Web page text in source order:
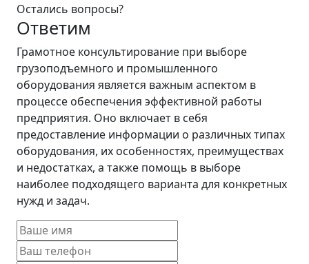
Остались вопросы?
Ответим
Грамотное консультирование при выборе
грузоподъемного и промышленного
оборудования является важным аспектом в
процессе обеспечения эффективной работы
предприятия. Оно включает в себя
предоставление информации о различных типах
оборудования, их особенностях, преимуществах
и недостатках, а также помощь в выборе
наиболее подходящего варианта для конкретных
нужд и задач.